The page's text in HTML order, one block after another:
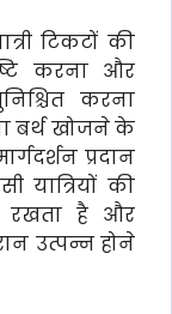
टिकटों की
करना और
करना
बर्थ खोजने के
प्रदान
यात्रियों की
रखता है और
उत्पन्न होने